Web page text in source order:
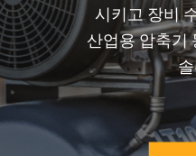
시키고 장비
산업용 압축기